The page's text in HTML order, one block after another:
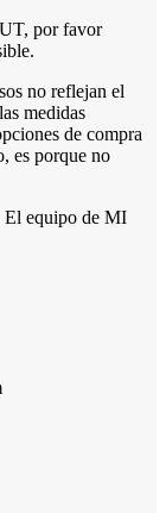
por favor
no reflejan el
medidas
de compra
es porque no
El equipo de MI